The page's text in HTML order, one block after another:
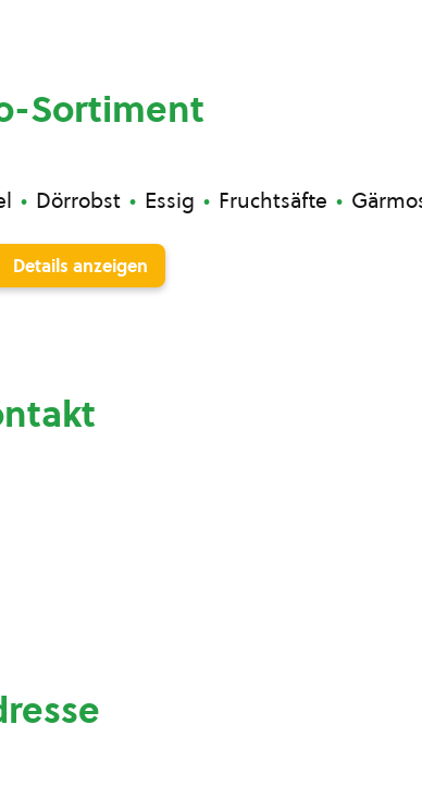
Sortiment
Dörrobst Essig Fruchtsäfte
Details anzeigen